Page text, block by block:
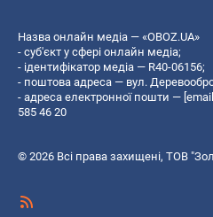
Назва онлайн медіа — «OBOZ.UA»
- суб'єкт у сфері онлайн медіа;
- ідентифікатор медіа — R40-06156;
- поштова адреса — вул.
- адреса електронної пошти —
585 46 20
© 2026 Всі права захищені, ТОВ